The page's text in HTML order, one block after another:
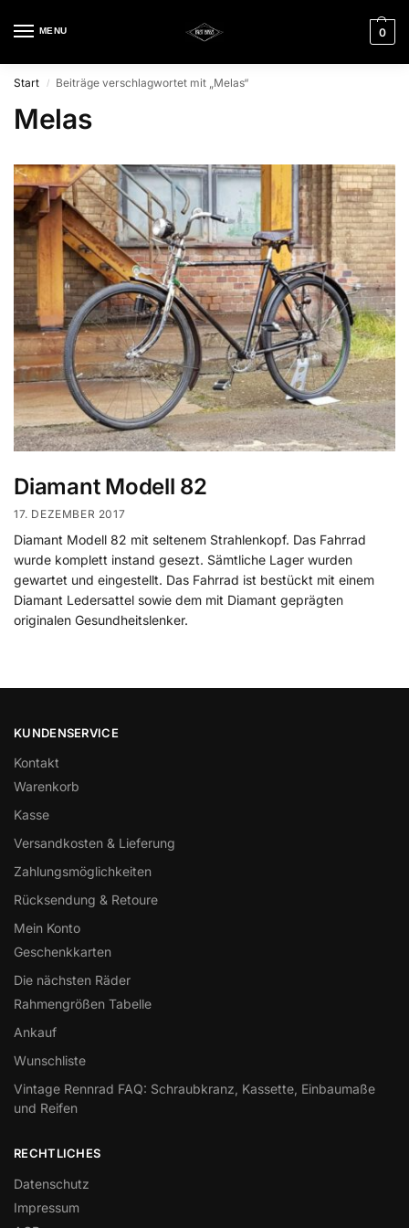
MENU 0
Start / Beiträge verschlagwortet mit „Melas“
Melas
Diamant Modell 82
17. DEZEMBER 2017
Diamant Modell 82 mit seltenem Strahlenkopf. Das Fahrrad
wurde komplett instand gesezt. Sämtliche Lager wurden
gewartet und eingestellt. Das Fahrrad ist bestückt mit einem
Diamant Ledersattel sowie dem mit Diamant geprägten
originalen Gesundheitslenker.
KUNDENSERVICE
Kontakt
Warenkorb
Kasse
Versandkosten & Lieferung
Zahlungsmöglichkeiten
Rücksendung & Retoure
Mein Konto
Geschenkkarten
Die nächsten Räder
Rahmengrößen Tabelle
Ankauf
Wunschliste
Vintage Rennrad FAQ: Schraubkranz, Kassette, Einbaumaße
und Reifen
RECHTLICHES
Datenschutz
Impressum